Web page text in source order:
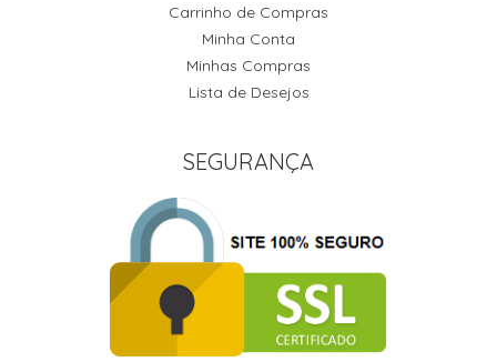
Carrinho de Compras
Minha Conta
Minhas Compras
Lista de Desejos
SEGURANÇA